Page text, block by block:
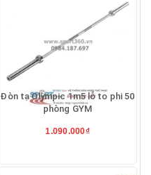
Đòn tạ Olympic 1m5 lỗ to phi 50
phòng GYM
1.090.000₫